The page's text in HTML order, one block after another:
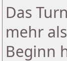
Das
mehr als
Beginn